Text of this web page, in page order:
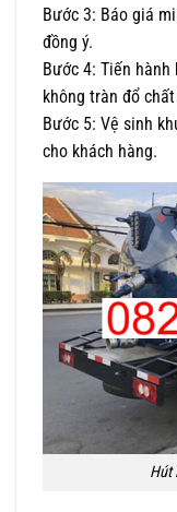
Bước 3: Báo giá
đồng ý.
Bước 4: Tiến
không tràn đổ
Bước 5: Vệ sinh
cho khách hàng.
Hút